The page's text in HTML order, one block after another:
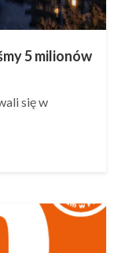
5 milionów
się w